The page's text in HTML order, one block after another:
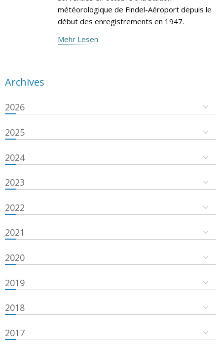
météorologique de Findel-Aéroport depuis le
début des enregistrements en 1947.
Mehr Lesen
Archives
2026
2025
2024
2023
2022
2021
2020
2019
2018
2017